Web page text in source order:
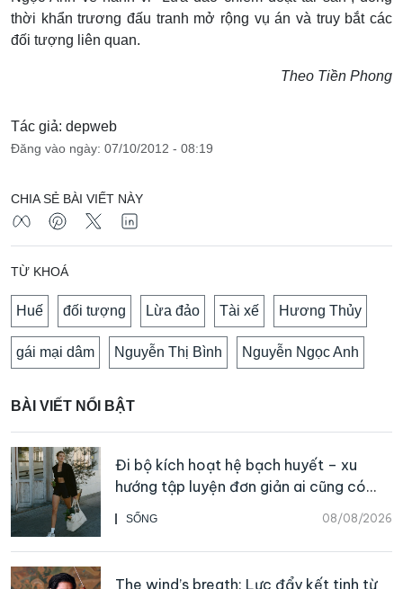
thời khẩn trương đấu tranh mở rộng vụ án và truy bắt các
đối tượng liên quan.
Theo Tiền Phong
Tác giả: depweb
Đăng vào ngày: 07/10/2012 - 08:19
CHIA SẺ BÀI VIẾT NÀY
TỪ KHOÁ
Huế đối tượng Lừa đảo Tài xế Hương Thủy
gái mại dâm Nguyễn Thị Bình Nguyễn Ngọc Anh
BÀI VIẾT NỔI BẬT
SỐNG 08/08/2026
Đi bộ kích hoạt hệ bạch huyết – xu
hướng tập luyện đơn giản ai cũng có
thể bắt đầu
The wind’s breath: Lực đẩy kết tinh từ